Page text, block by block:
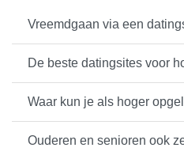
Vreemdgaan via een
De beste datingsites voor
Waar kun je als hoger
Ouderen en senioren ook